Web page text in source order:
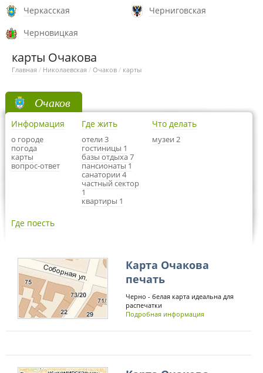
Черкасская
Черниговская
Черновицкая
карты Очакова
Главная / Николаевская / Очаков / карты
Очаков
Информация
о городе
погода
карты
вопрос-ответ
Где жить
отели 3
гостиницы 1
базы отдыха 7
пансионаты 1
санатории 4
частный сектор
1
квартиры 1
Что делать
музеи 2
Где поесть
Карта Очакова
печать
Черно - белая карта идеальна для
распечатки
Подробная информация